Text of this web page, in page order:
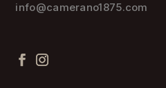
info@camerano1875.com